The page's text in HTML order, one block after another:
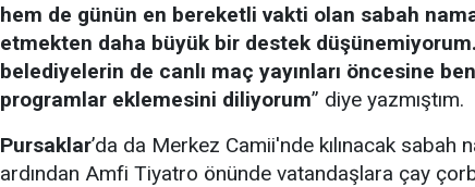
hem de günün en bereketli vakti olan sabah
etmekten daha büyük bir destek
belediyelerin de canlı maç yayınları öncesine
programlar eklemesini diliyorum” diye yazmıştım.
Pursaklar’da da Merkez Camii'nde kılınacak sabah
ardından Amfi Tiyatro önünde vatandaşlara çay